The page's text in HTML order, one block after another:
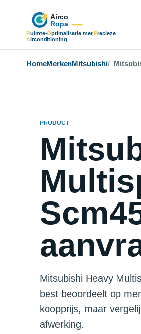
Ruimte-Optimalisatie met Precieze
Airconditioning
HomeMerkenMitsubishi
PRODUCT
Mitsubishi Heavy
best beoordeelt op
koopprijs, maar
afwerking.